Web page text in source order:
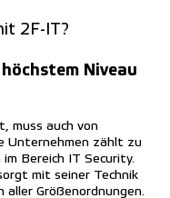
2F-IT?
Niveau
muss auch von
Unternehmen zählt zu
Bereich IT Security.
mit seiner Technik
Größenordnungen.